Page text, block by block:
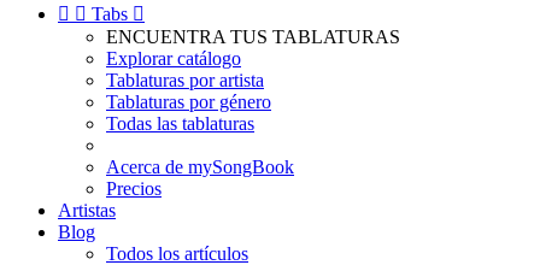
  Tabs 
ENCUENTRA TUS TABLATURAS
Explorar catálogo
Tablaturas por artista
Tablaturas por género
Todas las tablaturas
Acerca de mySongBook
Precios
Artistas
Blog
Todos los artículos